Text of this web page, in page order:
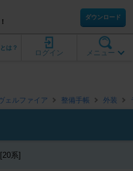
ダウンロード
メニュー
ログイン
は？
ェルファイア 整備手帳 外装
系]